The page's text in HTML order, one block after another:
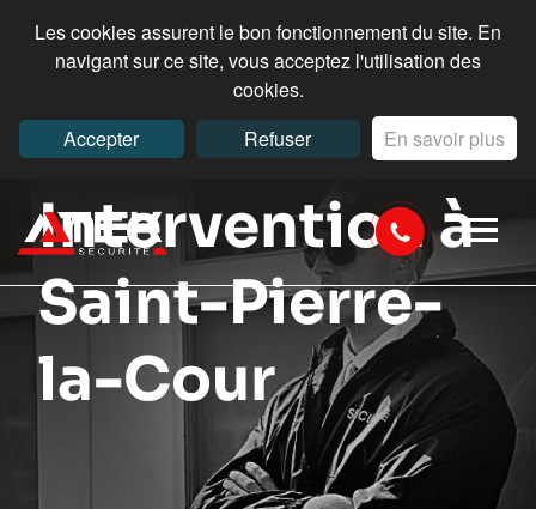
Les cookies assurent le bon fonctionnement du site. En
navigant sur ce site, vous acceptez l'utilisation des
cookies.
Accepter
Refuser En savoir plus
Intervention à
Saint-Pierre-
la-Cour